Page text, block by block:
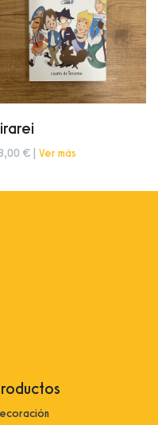
€ | Ver más